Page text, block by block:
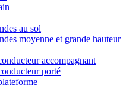
au sol
moyenne et grande hauteur
accompagnant
porté